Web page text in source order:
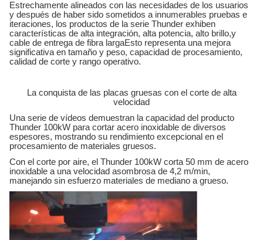
Estrechamente alineados con las necesidades de los usuarios
y después de haber sido sometidos a innumerables pruebas e
iteraciones, los productos de la serie Thunder exhiben
características de alta integración, alta potencia, alto brillo,y
cable de entrega de fibra largaEsto representa una mejora
significativa en tamaño y peso, capacidad de procesamiento,
calidad de corte y rango operativo.
La conquista de las placas gruesas con el corte de alta
velocidad
Una serie de vídeos demuestran la capacidad del producto
Thunder 100kW para cortar acero inoxidable de diversos
espesores, mostrando su rendimiento excepcional en el
procesamiento de materiales gruesos.
Con el corte por aire, el Thunder 100kW corta 50 mm de acero
inoxidable a una velocidad asombrosa de 4,2 m/min,
manejando sin esfuerzo materiales de mediano a grueso.